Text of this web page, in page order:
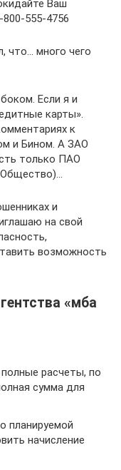
Ваш
555-4756
что… много чего
Если я и
карты».
к
и Бином. А ЗАО
только ПАО
и
на свой
возможность
«мба
расчеты, по
сумма для
планируемой
начисление